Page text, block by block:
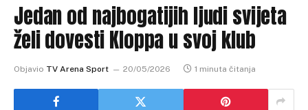
Jedan od najbogatijih ljudi svijeta
želi dovesti Kloppa u svoj klub
Objavio TV Arena Sport 20/05/2026 1 minuta čitanja